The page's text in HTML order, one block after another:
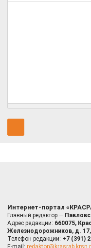
Интернет-портал
Главный редактор —
Адрес редакции: 660075,
Железнодорожников, д.
Телефон редакции: +7 (391)
E-mail: